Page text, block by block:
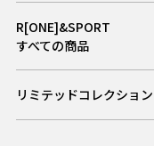
R[ONE]&SPORT
すべての商品
リミテッドコレクション